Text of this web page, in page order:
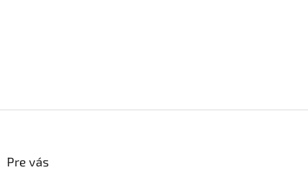
Pre vás